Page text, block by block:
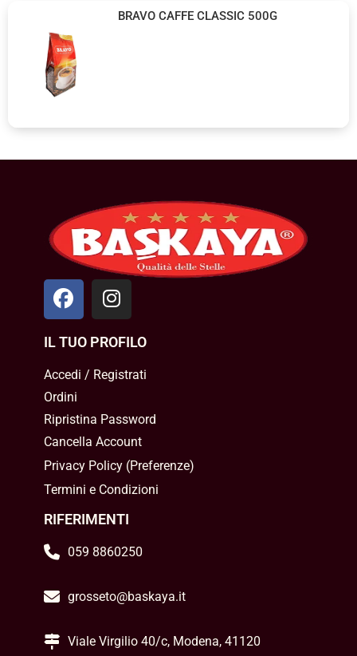
BRAVO CAFFE CLASSIC 500G
IL TUO PROFILO
Accedi / Registrati
Ordini
Ripristina Password
Cancella Account
Privacy Policy(Preferenze)
Termini e Condizioni
RIFERIMENTI
059 8860250
grosseto@baskaya.it
Viale Virgilio 40/c, Modena, 41120